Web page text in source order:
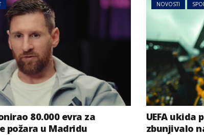
80.000 evra za
požara u Madridu
NOVOSTI
UEFA ukida
zbunjivalo